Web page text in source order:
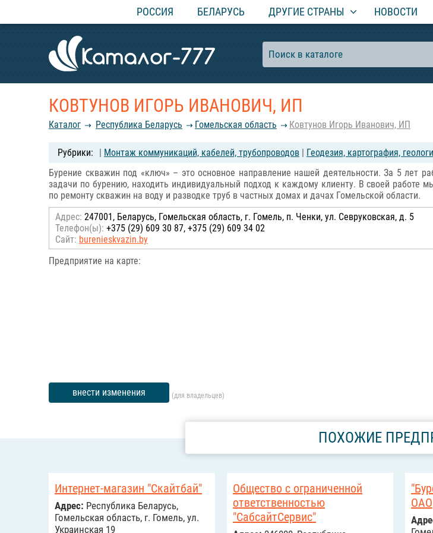
РОССИЯ БЕЛАРУСЬ ДРУГИЕ СТРАНЫ НОВОСТИ
КОВТУНОВ ИГОРЬ ИВАНОВИЧ, ИП
Каталог Республика Беларусь Гомельская область Ковтунов Игорь Иванович, ИП
| Монтаж коммуникаций, кабелей, трубопроводов | Геодезия, картография,
Бурение скважин под «ключ» – это основное направление нашей деятельности. За 5 лет
задачи по бурению, находить индивидуальный подход к каждому клиенту. В своей работе
по ремонту скважин на воду и разводке труб в частных домах и дачах Гомельской области.
Адрес: 247001, Беларусь, Гомельская область, г. Гомель, п. Ченки, ул. Севруковская, д. 5
Телефон(ы): +375 (29) 609 30 87, +375 (29) 609 34 02
Сайт: burenieskvazin.by
Предприятие на карте:
внести изменения (для владельцев)
ПОХОЖИЕ
Интернет-магазин "Скайтбай"
Адрес: Республика Беларусь,
Гомельская область, г. Гомель, ул.
Украинская 19
Общество с ограниченной
ответственностью
"СабсайтСервис"
ОАО